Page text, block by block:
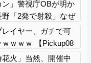
ン」警視庁OBが明か
「2発で射殺」なぜ
レイヤー、ガチで可
ｗｗｗ 【Pickup08
花火」当然、開催中